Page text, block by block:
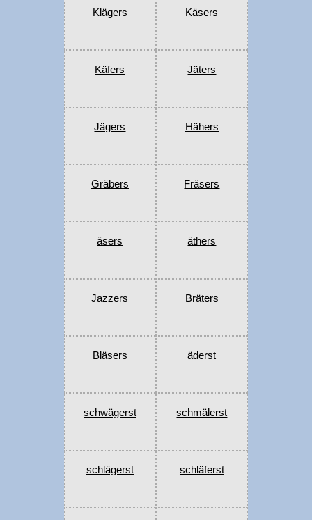
Klägers Käsers
Käfers Jäters
Jägers Hähers
Gräbers Fräsers
äsers äthers
Jazzers Bräters
Bläsers äderst
schwägerst schmälerst
schlägerst schläferst